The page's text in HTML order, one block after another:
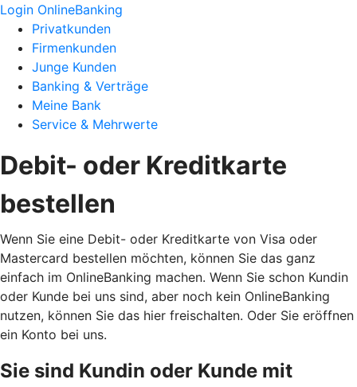
Login OnlineBanking
Privatkunden
Firmenkunden
Junge Kunden
Banking & Verträge
Meine Bank
Service & Mehrwerte
Debit- oder Kreditkarte
bestellen
Wenn Sie eine Debit- oder Kreditkarte von Visa oder
Mastercard bestellen möchten, können Sie das ganz
einfach im OnlineBanking machen. Wenn Sie schon Kundin
oder Kunde bei uns sind, aber noch kein OnlineBanking
nutzen, können Sie das hier freischalten. Oder Sie eröffnen
ein Konto bei uns.
Sie sind Kundin oder Kunde mit